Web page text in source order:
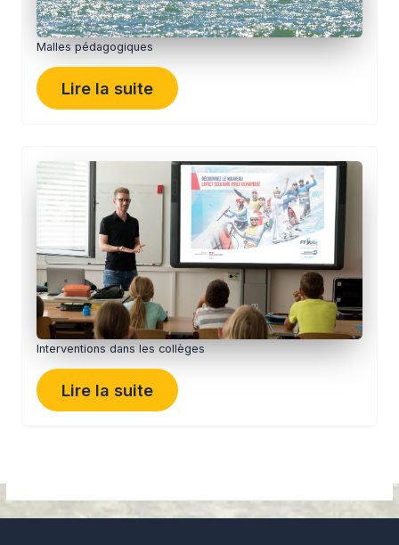
Malles pédagogiques
Lire la suite
Interventions dans les collèges
Lire la suite